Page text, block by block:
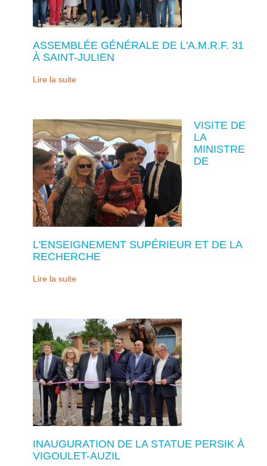
ASSEMBLÉE GÉNÉRALE DE L'A.M.R.F. 31
À SAINT-JULIEN
Lire la suite
VISITE DE
LA
MINISTRE
DE
L'ENSEIGNEMENT SUPÉRIEUR ET DE LA
RECHERCHE
Lire la suite
INAUGURATION DE LA STATUE PERSIK À
VIGOULET-AUZIL